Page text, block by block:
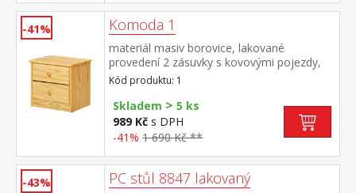
válec M10 hloubka široké zásuvky 65,5 cm,
hloubka malých zásuvek 39 cm, hloubka
otevřené police 44,5 cm
-41% Komoda 1
materiál masiv borovice, lakované
provedení 2 zásuvky s kovovými pojezdy,
hloubka zásuvky 27,5 cm
Kód produktu: 1
Skladem > 5 ks
989 Kč s DPH
-41% 1 690 Kč **
-43% PC stůl 8847 lakovaný